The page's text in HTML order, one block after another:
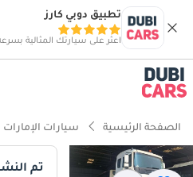
تطبيق دوبي كارز
اعثر على سيارتك المثالية
الصفحة الرئيسية سيارات الإمارات
تم